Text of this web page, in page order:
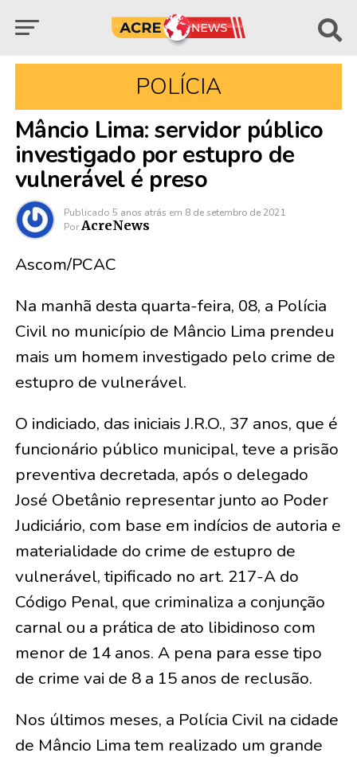
POLÍCIA
Mâncio Lima: servidor público
investigado por estupro de
vulnerável é preso
Publicado 5 anos atrás em 8 de setembro de 2021
Por AcreNews
Ascom/PCAC
Na manhã desta quarta-feira, 08, a Polícia
Civil no município de Mâncio Lima prendeu
mais um homem investigado pelo crime de
estupro de vulnerável.
O indiciado, das iniciais J.R.O., 37 anos, que é
funcionário público municipal, teve a prisão
preventiva decretada, após o delegado
José Obetânio representar junto ao Poder
Judiciário, com base em indícios de autoria e
materialidade do crime de estupro de
vulnerável, tipificado no art. 217-A do
Código Penal, que criminaliza a conjunção
carnal ou a prática de ato libidinoso com
menor de 14 anos. A pena para esse tipo
de crime vai de 8 a 15 anos de reclusão.
Nos últimos meses, a Polícia Civil na cidade
de Mâncio Lima tem realizado um grande